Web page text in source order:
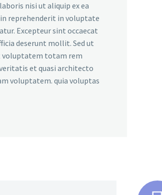
nisi ut aliquip ex ea
reprehenderit in voluptate
Excepteur sint occaecat
deserunt mollit. Sed ut
voluptatem totam rem
et quasi architecto
voluptatem. quia voluptas